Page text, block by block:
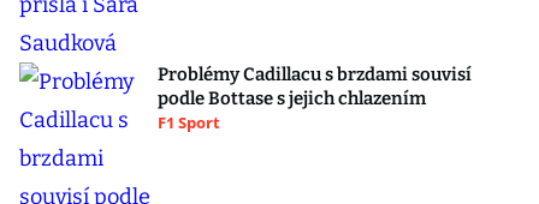
Problémy Cadillacu s brzdami souvisí
podle Bottase s jejich chlazením
F1 Sport